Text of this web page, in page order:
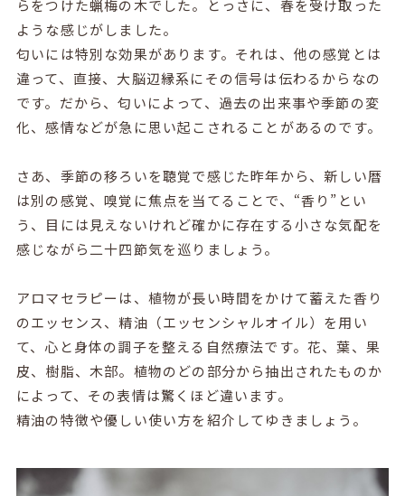
らをつけた蝋梅の木でした。とっさに、春を受け取った
ような感じがしました。
匂いには特別な効果があります。それは、他の感覚とは
違って、直接、大脳辺縁系にその信号は伝わるからなの
です。だから、匂いによって、過去の出来事や季節の変
化、感情などが急に思い起こされることがあるのです。
さあ、季節の移ろいを聴覚で感じた昨年から、新しい暦
は別の感覚、嗅覚に焦点を当てることで、“香り”とい
う、目には見えないけれど確かに存在する小さな気配を
感じながら二十四節気を巡りましょう。
アロマセラピーは、植物が長い時間をかけて蓄えた香り
のエッセンス、精油（エッセンシャルオイル）を用い
て、心と身体の調子を整える自然療法です。花、葉、果
皮、樹脂、木部。植物のどの部分から抽出されたものか
によって、その表情は驚くほど違います。
精油の特徴や優しい使い方を紹介してゆきましょう。